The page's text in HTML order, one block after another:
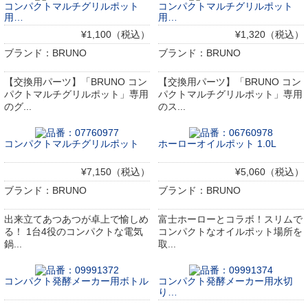
コンパクトマルチグリルポット
用…
¥1,100（税込）
ブランド：BRUNO
【交換用パーツ】「BRUNO コン
パクトマルチグリルポット」専用
のグ...
コンパクトマルチグリルポット
用…
¥1,320（税込）
ブランド：BRUNO
【交換用パーツ】「BRUNO コン
パクトマルチグリルポット」専用
のス...
コンパクトマルチグリルポット
¥7,150（税込）
ブランド：BRUNO
出来立てあつあつが卓上で愉しめ
る！ 1台4役のコンパクトな電気
鍋...
ホーローオイルポット 1.0L
¥5,060（税込）
ブランド：BRUNO
富士ホーローとコラボ！スリムで
コンパクトなオイルポット場所を
取...
コンパクト発酵メーカー用ボトル
コンパクト発酵メーカー用水切
り…